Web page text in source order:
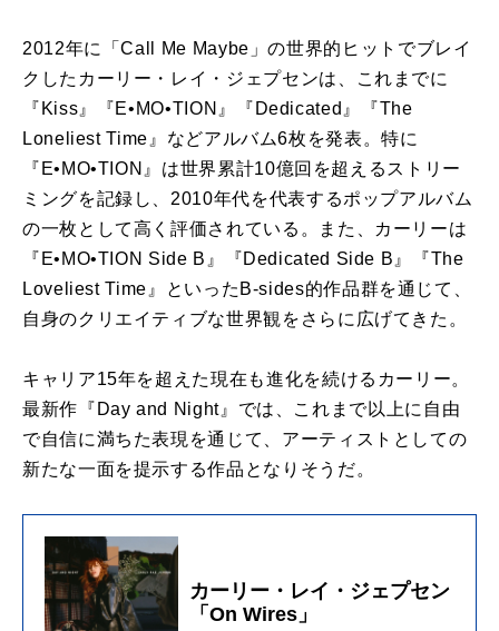
2012年に「Call Me Maybe」の世界的ヒットでブレイ
クしたカーリー・レイ・ジェプセンは、これまでに
『Kiss』『E•MO•TION』『Dedicated』『The
Loneliest Time』などアルバム6枚を発表。特に
『E•MO•TION』は世界累計10億回を超えるストリー
ミングを記録し、2010年代を代表するポップアルバム
の一枚として高く評価されている。また、カーリーは
『E•MO•TION Side B』『Dedicated Side B』『The
Loveliest Time』といったB-sides的作品群を通じて、
自身のクリエイティブな世界観をさらに広げてきた。
キャリア15年を超えた現在も進化を続けるカーリー。
最新作『Day and Night』では、これまで以上に自由
で自信に満ちた表現を通じて、アーティストとしての
新たな一面を提示する作品となりそうだ。
カーリー・レイ・ジェプセン
「On Wires」